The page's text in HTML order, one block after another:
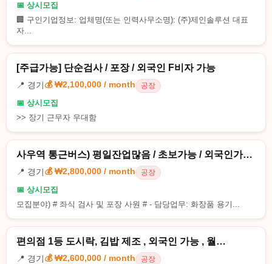
📅 상시모집
🏢 구인기업정보: 업체명(또는 인력사무소명): (주)제인솔루션 대표
자...
[주급가능] 단순검사 / 포장 / 외국인 F비자 가능
📍 경기💰 ₩2,100,000 / month 공장
📅 상시모집
>> 장기 근무자 우대함
사우역 통근버스) 평일잔업많음 / 초보가능 / 외국인가…
📍 경기💰 ₩2,800,000 / month 공장
📅 상시모집
모집분야) # 좌식 검사 및 포장 사원 # - 담당업무: 화장품 용기...
편의점 1등 도시락, 김밥 제조 , 외국인 가능 , 월…
📍 경기💰 ₩2,600,000 / month 공장